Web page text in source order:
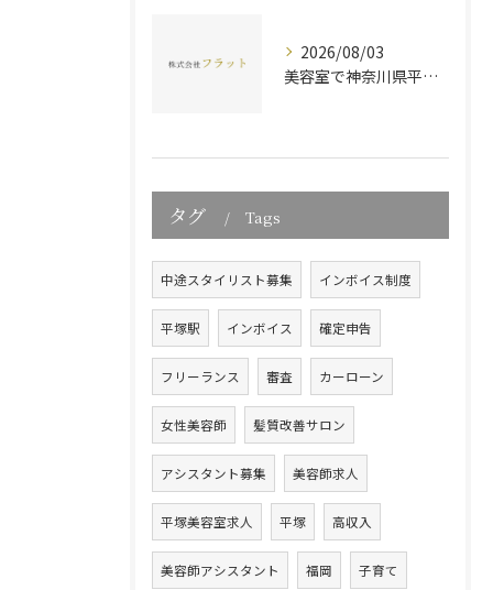
2026/08/03
美容室で神奈川県平塚市平塚駅の業務委託サロン求人と働き方を徹底解説
タグ Tags
中途スタイリスト募集 インボイス制度
平塚駅 インボイス 確定申告
フリーランス 審査 カーローン
女性美容師 髪質改善サロン
アシスタント募集 美容師求人
平塚美容室求人 平塚 高収入
美容師アシスタント 福岡 子育て